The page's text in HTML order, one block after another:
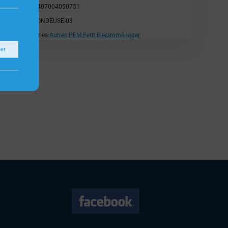
5407004050751
TONDEUSE-03
Catégories:Autres PEM Petit Electroménager